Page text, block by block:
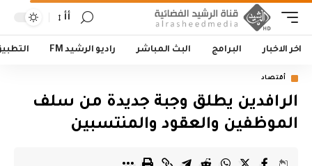
أأ
اخر الاخبار البرامج البث المباشر راديو الرشيد FM
أقتصاد
الرافدين يطلق وجبة جديدة من سلف
الموظفين والعقود والمنتسبين